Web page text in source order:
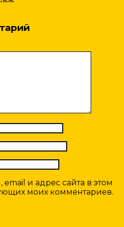
и адрес сайта в этом
моих комментариев.